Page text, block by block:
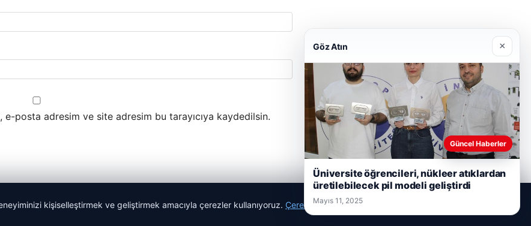
e-posta adresim ve site adresim bu tarayıcıya kaydedilsin.
kişiselleştirmek ve geliştirmek amacıyla çerezler kullanıyoruz. Çerez Politikamız
Göz Atın ×
Güncel Haberler
Üniversite öğrencileri, nükleer atıklardan
üretilebilecek pil modeli geliştirdi
Mayıs 11, 2025